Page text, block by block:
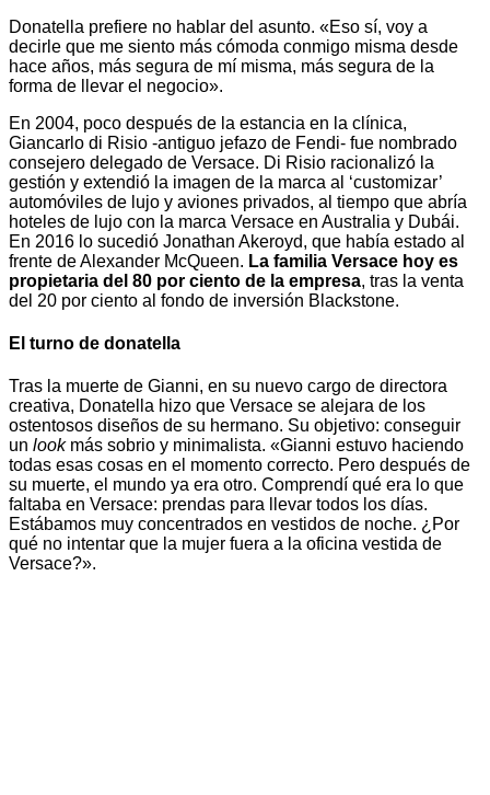
Donatella prefiere no hablar del asunto. «Eso sí, voy a
decirle que me siento más cómoda conmigo misma desde
hace años, más segura de mí misma, más segura de la
forma de llevar el negocio».
En 2004, poco después de la estancia en la clínica,
Giancarlo di Risio -antiguo jefazo de Fendi- fue nombrado
consejero delegado de Versace. Di Risio racionalizó la
gestión y extendió la imagen de la marca al ‘customizar’
automóviles de lujo y aviones privados, al tiempo que abría
hoteles de lujo con la marca Versace en Australia y Dubái.
En 2016 lo sucedió Jonathan Akeroyd, que había estado al
frente de Alexander McQueen. La familia Versace hoy es
propietaria del 80 por ciento de la empresa, tras la venta
del 20 por ciento al fondo de inversión Blackstone.
El turno de donatella
Tras la muerte de Gianni, en su nuevo cargo de directora
creativa, Donatella hizo que Versace se alejara de los
ostentosos diseños de su hermano. Su objetivo: conseguir
un lookmás sobrio y minimalista. «Gianni estuvo haciendo
todas esas cosas en el momento correcto. Pero después de
su muerte, el mundo ya era otro. Comprendí qué era lo que
faltaba en Versace: prendas para llevar todos los días.
Estábamos muy concentrados en vestidos de noche. ¿Por
qué no intentar que la mujer fuera a la oficina vestida de
Versace?».